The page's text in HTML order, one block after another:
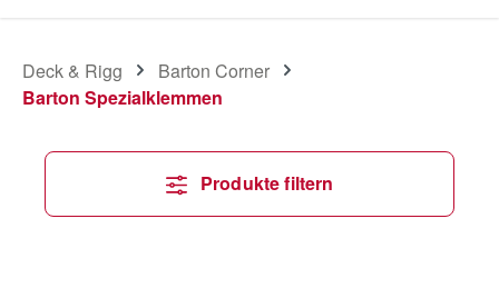
Deck & Rigg
Barton Corner
Barton Spezialklemmen
Produkte filtern